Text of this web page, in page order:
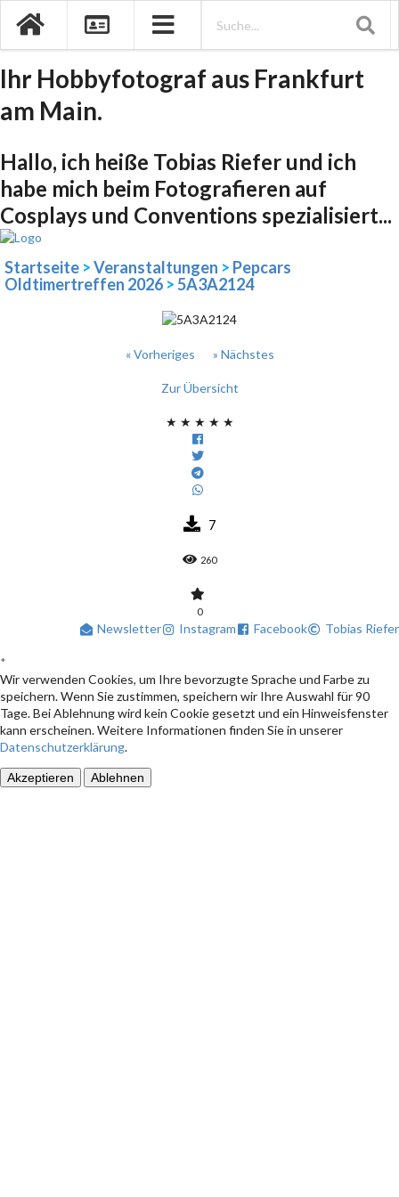
Ihr Hobbyfotograf aus Frankfurt
am Main.
Hallo, ich heiße Tobias Riefer und ich
habe mich beim Fotografieren auf
Cosplays und Conventions spezialisiert...
Startseite >Veranstaltungen > Pepcars
Oldtimertreffen 2026 >5A3A2124
« Vorheriges » Nächstes
Zur Übersicht
★ ★ ★ ★ ★
7
260
0
Newsletter Instagram Facebook Tobias Riefer
*
Wir verwenden Cookies, um Ihre bevorzugte Sprache und Farbe zu
speichern. Wenn Sie zustimmen, speichern wir Ihre Auswahl für 90
Tage. Bei Ablehnung wird kein Cookie gesetzt und ein Hinweisfenster
kann erscheinen. Weitere Informationen finden Sie in unserer
Datenschutzerklärung.
Akzeptieren Ablehnen